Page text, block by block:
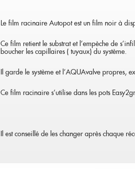
Le film racinaire Autopot est un film noir à
Ce film retient le substrat et l'empèche de
boucher les capillaires ( tuyaux) du système.
Il garde le système et l'AQUAvalve propres,
Ce film racinaire s'utilise dans les pots
Il est conseillé de les changer après chaque